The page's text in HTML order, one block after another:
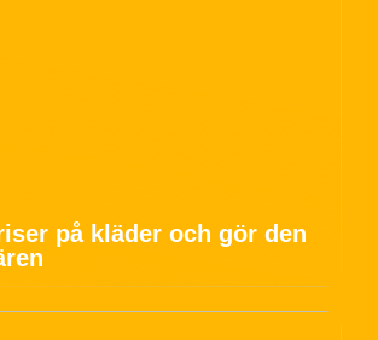
på kläder och gör den